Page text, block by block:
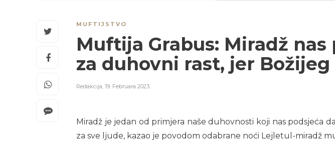
MUFTIJSTVO
Muftija Grabus: Miradž
za duhovni rast, jer
Redakcija, 19. Februara 2023.
Miradž je jedan od primjera naše duhovnosti koji nas podsjeća
za sve ljude, kazao je povodom odabrane noći Lejletul-miradž